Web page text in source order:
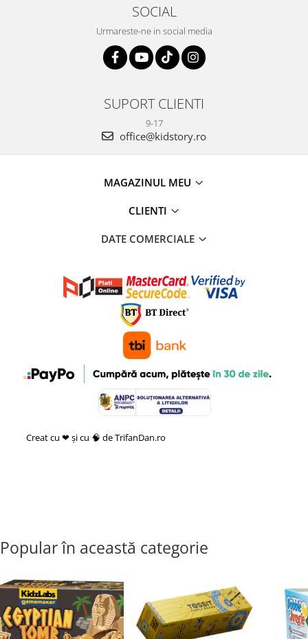
SOCIAL
Urmareste-ne in social media
SUPORT CLIENTI
9-17
office@kidstory.ro
MAGAZINUL MEU
CLIENTI
DATE COMERCIALE
Creat cu ❤ și cu 🧠 de TrifanDan.ro
Popular în această categorie